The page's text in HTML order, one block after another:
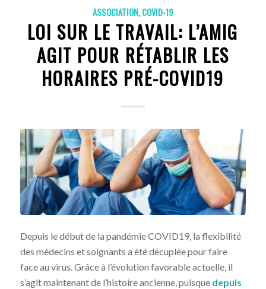
ASSOCIATION,COVID-19
LOI SUR LE TRAVAIL: L’AMIG
AGIT POUR RÉTABLIR LES
HORAIRES PRÉ-COVID19
Depuis le début de la pandémie COVID19, la flexibilité
des médecins et soignants a été décuplée pour faire
face au virus. Grâce à l’évolution favorable actuelle, il
s’agit maintenant de l’histoire ancienne, puisque depuis